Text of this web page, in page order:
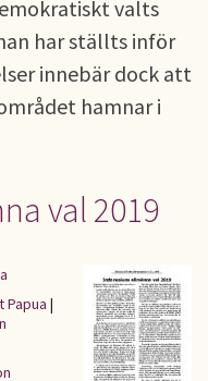
valts
har ställts inför
innebär dock att
hamnar i
val 2019
|